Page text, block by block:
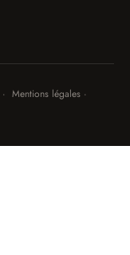
Mentions légales ·